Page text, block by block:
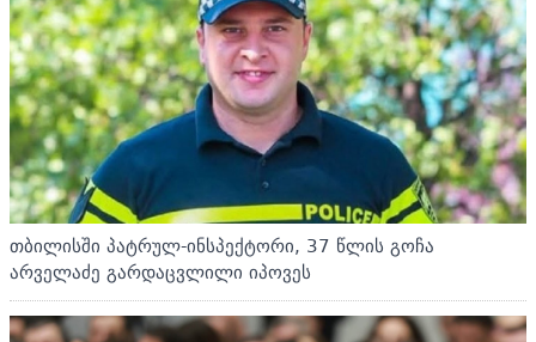
თბილისში პატრულ-ინსპექტორი, 37 წლის გოჩა
არველაძე გარდაცვლილი იპოვეს